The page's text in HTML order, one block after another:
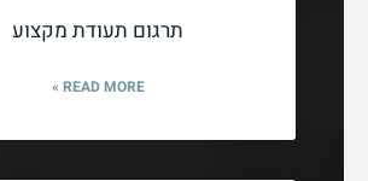
תרגום תעודת מקצוע
READ MORE »